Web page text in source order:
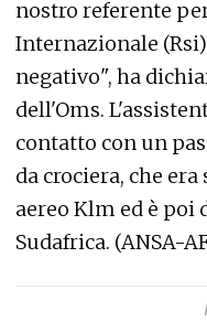
nostro referente
Internazionale
negativo", ha
dell'Oms.
contatto con un
da crociera, che
aereo Klm ed è poi
Sudafrica. (ANSA-